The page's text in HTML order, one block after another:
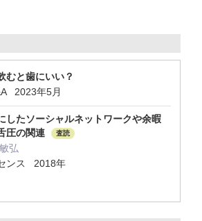
むと歯にいい？
2023年5月
したソーシャルネットワークや余暇
圧の関連
査読
弘
ンス 2018年